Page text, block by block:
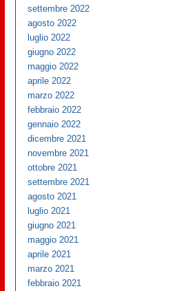
settembre 2022
agosto 2022
luglio 2022
giugno 2022
maggio 2022
aprile 2022
marzo 2022
febbraio 2022
gennaio 2022
dicembre 2021
novembre 2021
ottobre 2021
settembre 2021
agosto 2021
luglio 2021
giugno 2021
maggio 2021
aprile 2021
marzo 2021
febbraio 2021